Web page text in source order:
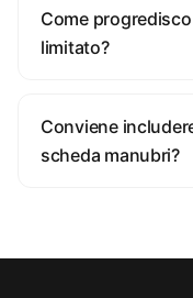
Come
limitato?
Conviene
scheda manubri?